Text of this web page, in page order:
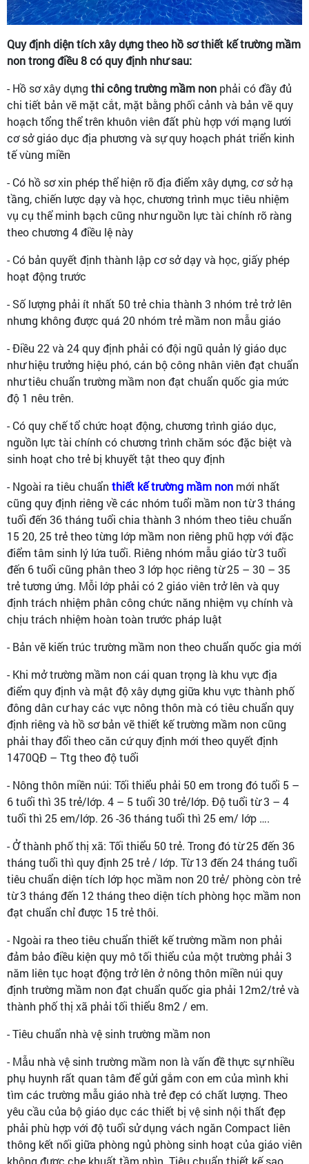
Quy định diện tích xây dựng theo hồ sơ thiết kế trường mầm
non trong điều 8 có quy định như sau:
- Hồ sơ xây dựng thi công trường mầm non phải có đầy đủ
chi tiết bản vẽ mặt cắt, mặt bằng phối cảnh và bản vẽ quy
hoạch tổng thể trên khuôn viên đất phù hợp với mạng lưới
cơ sở giáo dục địa phương và sự quy hoạch phát triển kinh
tế vùng miền
- Có hồ sơ xin phép thể hiện rõ địa điểm xây dựng, cơ sở hạ
tầng, chiến lược dạy và học, chương trình mục tiêu nhiệm
vụ cụ thể minh bạch cũng như nguồn lực tài chính rõ ràng
theo chương 4 điều lệ này
- Có bản quyết định thành lập cơ sở dạy và học, giấy phép
hoạt động trước
- Số lượng phải ít nhất 50 trẻ chia thành 3 nhóm trẻ trở lên
nhưng không được quá 20 nhóm trẻ mầm non mẫu giáo
- Điều 22 và 24 quy định phải có đội ngũ quản lý giáo dục
như hiệu trưởng hiệu phó, cán bộ công nhân viên đạt chuẩn
như tiêu chuẩn trường mầm non đạt chuẩn quốc gia mức
độ 1 nêu trên.
- Có quy chế tổ chức hoạt động, chương trình giáo dục,
nguồn lực tài chính có chương trình chăm sóc đặc biệt và
sinh hoạt cho trẻ bị khuyết tật theo quy định
- Ngoài ra tiêu chuẩn thiết kế trường mầm non mới nhất
cũng quy định riêng về các nhóm tuổi mầm non từ 3 tháng
tuổi đến 36 tháng tuổi chia thành 3 nhóm theo tiêu chuẩn
15 20, 25 trẻ theo từng lớp mầm non riêng phũ hợp với đặc
điểm tâm sinh lý lứa tuổi. Riêng nhóm mẫu giáo từ 3 tuổi
đến 6 tuổi cũng phân theo 3 lớp học riêng từ 25 – 30 – 35
trẻ tương ứng. Mỗi lớp phải có 2 giáo viên trở lên và quy
định trách nhiệm phân công chức năng nhiệm vụ chính và
chịu trách nhiệm hoàn toàn trước pháp luật
- Bản vẽ kiến trúc trường mầm non theo chuẩn quốc gia mới
- Khi mở trường mầm non cái quan trọng là khu vực địa
điểm quy định và mật độ xây dựng giữa khu vực thành phố
đông dân cư hay các vực nông thôn mà có tiêu chuẩn quy
định riêng và hồ sơ bản vẽ thiết kế trường mầm non cũng
phải thay đổi theo căn cứ quy định mới theo quyết định
1470QĐ – Ttg theo độ tuổi
- Nông thôn miền núi: Tối thiểu phải 50 em trong đó tuổi 5 –
6 tuổi thì 35 trẻ/lớp. 4 – 5 tuổi 30 trẻ/lớp. Độ tuổi từ 3 – 4
tuổi thì 25 em/lớp. 26 -36 tháng tuổi thì 25 em/ lớp ….
- Ở thành phố thị xã: Tối thiểu 50 trẻ. Trong đó từ 25 đến 36
tháng tuổi thì quy định 25 trẻ / lớp. Từ 13 đến 24 tháng tuổi
tiêu chuẩn diện tích lớp học mầm non 20 trẻ/ phòng còn trẻ
từ 3 tháng đến 12 tháng theo diện tích phòng học mầm non
đạt chuẩn chỉ được 15 trẻ thôi.
- Ngoài ra theo tiêu chuẩn thiết kế trường mầm non phải
đảm bảo điều kiện quy mô tối thiểu của một trường phải 3
năm liên tục hoạt động trở lên ở nông thôn miền núi quy
định trường mầm non đạt chuẩn quốc gia phải 12m2/trẻ và
thành phố thị xã phải tối thiểu 8m2 / em.
- Tiêu chuẩn nhà vệ sinh trường mầm non
- Mẫu nhà vệ sinh trường mầm non là vấn đề thực sự nhiều
phụ huynh rất quan tâm để gửi gắm con em của mình khi
tìm các trường mẫu giáo nhà trẻ đẹp có chất lượng. Theo
yêu cầu của bộ giáo dục các thiết bị vệ sinh nội thất đẹp
phải phù hợp với độ tuổi sử dụng vách ngăn Compact liên
thông kết nối giữa phòng ngủ phòng sinh hoạt của giáo viên
không được che khuất tầm nhìn. Tiêu chuẩn thiết kế sao